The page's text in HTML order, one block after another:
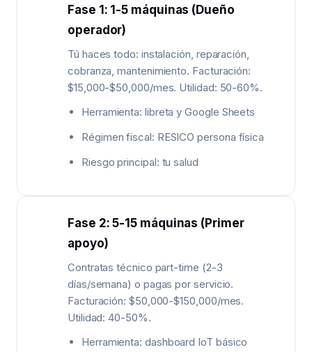
Fase 1: 1-5 máquinas (Dueño
operador)
Tú haces todo: instalación, reparación,
cobranza, mantenimiento. Facturación:
$15,000-$50,000/mes. Utilidad: 50-60%.
Herramienta: libreta y Google Sheets
Régimen fiscal: RESICO persona física
Riesgo principal: tu salud
Fase 2: 5-15 máquinas (Primer
apoyo)
Contratas técnico part-time (2-3
días/semana) o pagas por servicio.
Facturación: $50,000-$150,000/mes.
Utilidad: 40-50%.
Herramienta: dashboard IoT básico